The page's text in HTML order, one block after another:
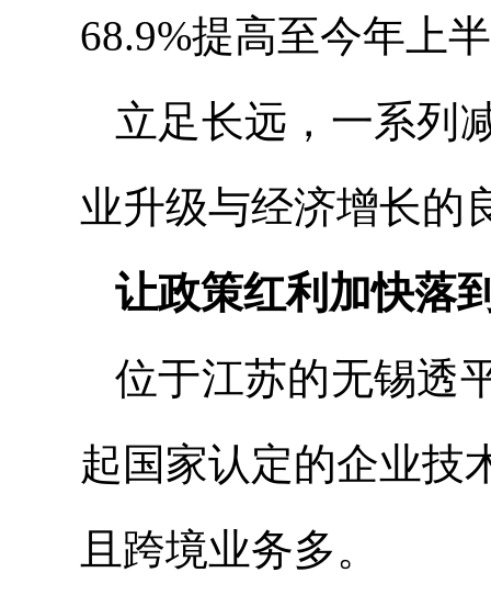
68.9%提高至今年上
立足长远，一系列
业升级与经济增长的
让政策红利加快落
位于江苏的无锡透
起国家认定的企业技
且跨境业务多。